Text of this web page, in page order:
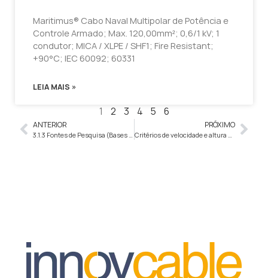
Maritimus® Cabo Naval Multipolar de Potência e
Controle Armado; Max. 120,00mm²; 0,6/1 kV; 1
condutor; MICA / XLPE / SHF1; Fire Resistant;
+90°C; IEC 60092; 60331
LEIA MAIS »
1 2 3 4 5 6
ANTERIOR PRÓXIMO